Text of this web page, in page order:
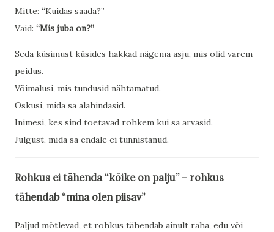
Mitte: “Kuidas saada?”
Vaid: “Mis juba on?”
Seda küsimust küsides hakkad nägema asju, mis olid varem
peidus.
Võimalusi, mis tundusid nähtamatud.
Oskusi, mida sa alahindasid.
Inimesi, kes sind toetavad rohkem kui sa arvasid.
Julgust, mida sa endale ei tunnistanud.
Rohkus ei tähenda “kõike on palju” – rohkus
tähendab “mina olen piisav”
Paljud mõtlevad, et rohkus tähendab ainult raha, edu või